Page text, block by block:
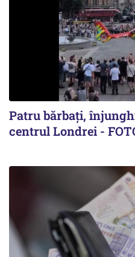
Patru bărbați,
centrul Londrei -